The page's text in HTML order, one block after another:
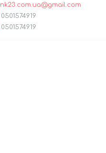
nk23.com.ua@gmail.com
0501574919
0501574919